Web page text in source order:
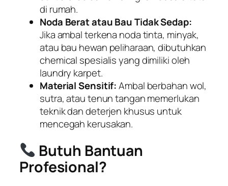
di rumah.
Noda Berat atau Bau Tidak Sedap:
Jika ambal terkena noda tinta, minyak,
atau bau hewan peliharaan, dibutuhkan
chemical spesialis yang dimiliki oleh
laundry karpet.
Material Sensitif:Ambal berbahan wol,
sutra, atau tenun tangan memerlukan
teknik dan deterjen khusus untuk
mencegah kerusakan.
Butuh Bantuan
Profesional?